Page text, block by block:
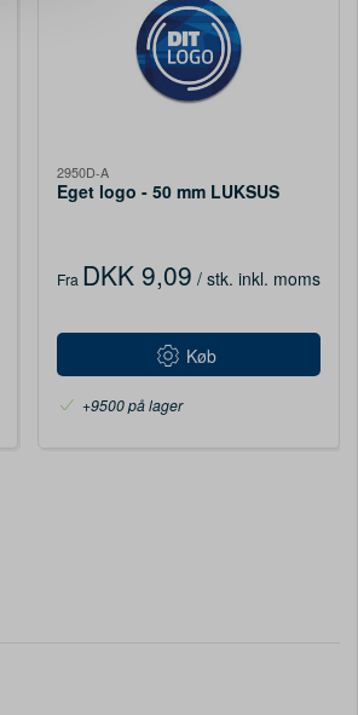
2950D-A
Eget logo - 50 mm LUKSUS
Fra DKK 9,09 / stk. inkl. moms
Køb
+9500 på lager